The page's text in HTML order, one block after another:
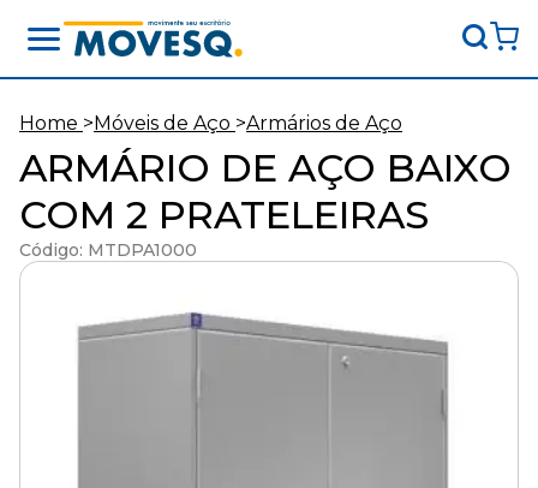
Movesq
-
Movimente
seu
escritório
Home >Móveis de Aço >Armários de Aço
ARMÁRIO DE AÇO BAIXO
COM 2 PRATELEIRAS
Código: MTDPA1000